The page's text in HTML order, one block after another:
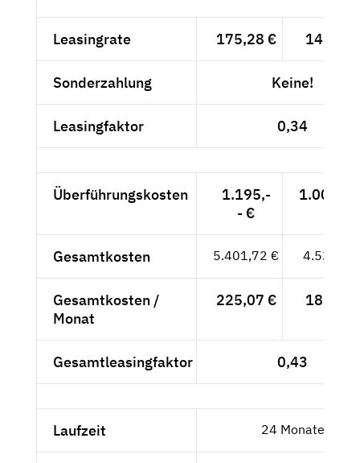
Leasingrate 175,28 € 147,29
Sonderzahlung Keine!
Leasingfaktor 0,34
Überführungskosten
1.195,-
- €
Gesamtkosten 5.401,72 € 4.539,26
Gesamtkosten /
Monat
225,07 € 189,14
Gesamtleasingfaktor 0,43
Laufzeit 24 Monate